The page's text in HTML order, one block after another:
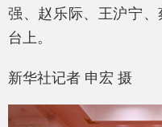
强、赵乐际、王沪宁
台上。
新华社记者 申宏 摄